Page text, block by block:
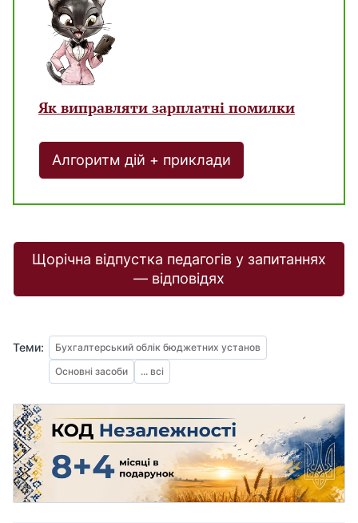
Як виправляти зарплатні помилки
Алгоритм дій + приклади
Щорічна відпустка педагогів у запитаннях
— відповідях
Теми:
Бухгалтерський облік бюджетних установ
Основні засоби
... всі